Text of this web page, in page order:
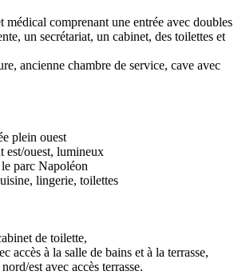
médical comprenant une entrée avec doubles
un secrétariat, un cabinet, des toilettes et
ancienne chambre de service, cave avec
plein ouest
est/ouest, lumineux
parc Napoléon
lingerie, toilettes
de toilette,
accès à la salle de bains et à la terrasse,
est avec accès terrasse.